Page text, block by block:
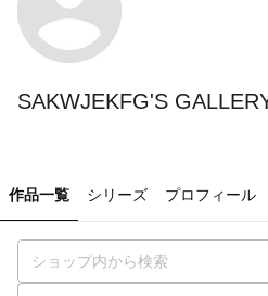
SAKWJEKFG'S
作品一覧 シリーズ プロフィール